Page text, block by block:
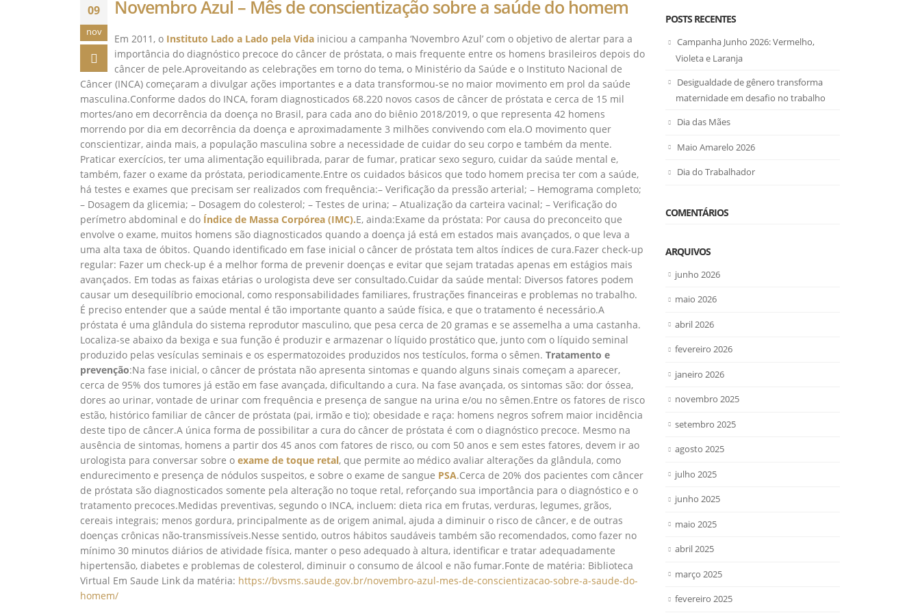
09
nov
Novembro Azul – Mês de conscientização sobre a saúde do homem
Em 2011, o Instituto Lado a Lado pela Vida iniciou a campanha ‘Novembro Azul’ com o objetivo de alertar para a
importância do diagnóstico precoce do câncer de próstata, o mais frequente entre os homens brasileiros depois do
câncer de pele.Aproveitando as celebrações em torno do tema, o Ministério da Saúde e o Instituto Nacional de
Câncer (INCA) começaram a divulgar ações importantes e a data transformou-se no maior movimento em prol da saúde
masculina.Conforme dados do INCA, foram diagnosticados 68.220 novos casos de câncer de próstata e cerca de 15 mil
mortes/ano em decorrência da doença no Brasil, para cada ano do biênio 2018/2019, o que representa 42 homens
morrendo por dia em decorrência da doença e aproximadamente 3 milhões convivendo com ela.O movimento quer
conscientizar, ainda mais, a população masculina sobre a necessidade de cuidar do seu corpo e também da mente.
Praticar exercícios, ter uma alimentação equilibrada, parar de fumar, praticar sexo seguro, cuidar da saúde mental e,
também, fazer o exame da próstata, periodicamente.Entre os cuidados básicos que todo homem precisa ter com a saúde,
há testes e exames que precisam ser realizados com frequência:– Verificação da pressão arterial; – Hemograma completo;
– Dosagem da glicemia; – Dosagem do colesterol; – Testes de urina; – Atualização da carteira vacinal; – Verificação do
perímetro abdominal e do Índice de Massa Corpórea (IMC).E, ainda:Exame da próstata: Por causa do preconceito que
envolve o exame, muitos homens são diagnosticados quando a doença já está em estados mais avançados, o que leva a
uma alta taxa de óbitos. Quando identificado em fase inicial o câncer de próstata tem altos índices de cura.Fazer check-up
regular: Fazer um check-up é a melhor forma de prevenir doenças e evitar que sejam tratadas apenas em estágios mais
avançados. Em todas as faixas etárias o urologista deve ser consultado.Cuidar da saúde mental: Diversos fatores podem
causar um desequilíbrio emocional, como responsabilidades familiares, frustrações financeiras e problemas no trabalho.
É preciso entender que a saúde mental é tão importante quanto a saúde física, e que o tratamento é necessário.A
próstata é uma glândula do sistema reprodutor masculino, que pesa cerca de 20 gramas e se assemelha a uma castanha.
Localiza-se abaixo da bexiga e sua função é produzir e armazenar o líquido prostático que, junto com o líquido seminal
produzido pelas vesículas seminais e os espermatozoides produzidos nos testículos, forma o sêmen. Tratamento e
prevenção:Na fase inicial, o câncer de próstata não apresenta sintomas e quando alguns sinais começam a aparecer,
cerca de 95% dos tumores já estão em fase avançada, dificultando a cura. Na fase avançada, os sintomas são: dor óssea,
dores ao urinar, vontade de urinar com frequência e presença de sangue na urina e/ou no sêmen.Entre os fatores de risco
estão, histórico familiar de câncer de próstata (pai, irmão e tio); obesidade e raça: homens negros sofrem maior incidência
deste tipo de câncer.A única forma de possibilitar a cura do câncer de próstata é com o diagnóstico precoce. Mesmo na
ausência de sintomas, homens a partir dos 45 anos com fatores de risco, ou com 50 anos e sem estes fatores, devem ir ao
urologista para conversar sobre o exame de toque retal, que permite ao médico avaliar alterações da glândula, como
endurecimento e presença de nódulos suspeitos, e sobre o exame de sangue PSA.Cerca de 20% dos pacientes com câncer
de próstata são diagnosticados somente pela alteração no toque retal, reforçando sua importância para o diagnóstico e o
tratamento precoces.Medidas preventivas, segundo o INCA, incluem: dieta rica em frutas, verduras, legumes, grãos,
cereais integrais; menos gordura, principalmente as de origem animal, ajuda a diminuir o risco de câncer, e de outras
doenças crônicas não-transmissíveis.Nesse sentido, outros hábitos saudáveis também são recomendados, como fazer no
mínimo 30 minutos diários de atividade física, manter o peso adequado à altura, identificar e tratar adequadamente
hipertensão, diabetes e problemas de colesterol, diminuir o consumo de álcool e não fumar.Fonte de matéria: Biblioteca
Virtual Em Saude Link da matéria: https://bvsms.saude.gov.br/novembro-azul-mes-de-conscientizacao-sobre-a-saude-do-
homem/
POSTS RECENTES
Campanha Junho 2026: Vermelho,
Violeta e Laranja
Desigualdade de gênero transforma
maternidade em desafio no trabalho
Dia das Mães
Maio Amarelo 2026
Dia do Trabalhador
COMENTÁRIOS
ARQUIVOS
junho 2026
maio 2026
abril 2026
fevereiro 2026
janeiro 2026
novembro 2025
setembro 2025
agosto 2025
julho 2025
junho 2025
maio 2025
abril 2025
março 2025
fevereiro 2025